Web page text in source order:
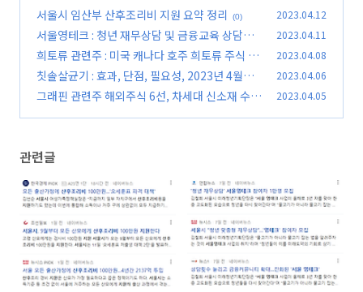
서울시 임산부 산후조리비 지원 요약 정리
(0) 2023.04.12
서울영테크 : 청년 재무상담 및 금융교육 상담신
청 방법
(0)
2023.04.11
희토류 관련주 : 미국 캐나다 호주 희토류 주식 기
업 8곳 (0)
2023.04.08
칫솔살균기 : 효과, 단점, 필요성, 2023년 4월자
추천 순위 (0)
2023.04.06
그래핀 관련주 해외주식 6선, 차세대 신소재 수혜
2023.04.05
관련글